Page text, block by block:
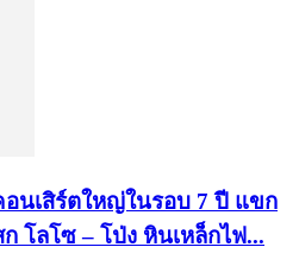
นเสิร์ตใหญ่ในรอบ 7 ปี แขก
โลโซ – โป่ง หินเหล็กไฟ...